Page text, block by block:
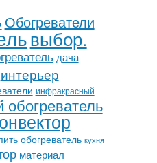
Обогреватели
выбор.
дача
интерьер
инфракрасный
обогреватель кухня
материал